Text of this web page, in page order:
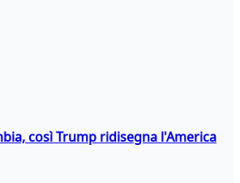
così Trump ridisegna l'America